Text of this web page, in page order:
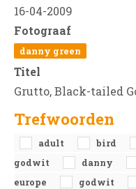
16-04-2009
Fotograaf
danny green
Titel
Grutto, Black-tailed
Trefwoorden
adult bird
godwit
danny
europe
godwit